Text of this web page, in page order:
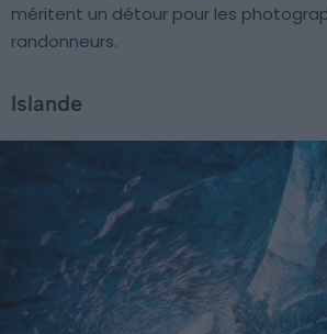
méritent un détour pour les
randonneurs.
Islande